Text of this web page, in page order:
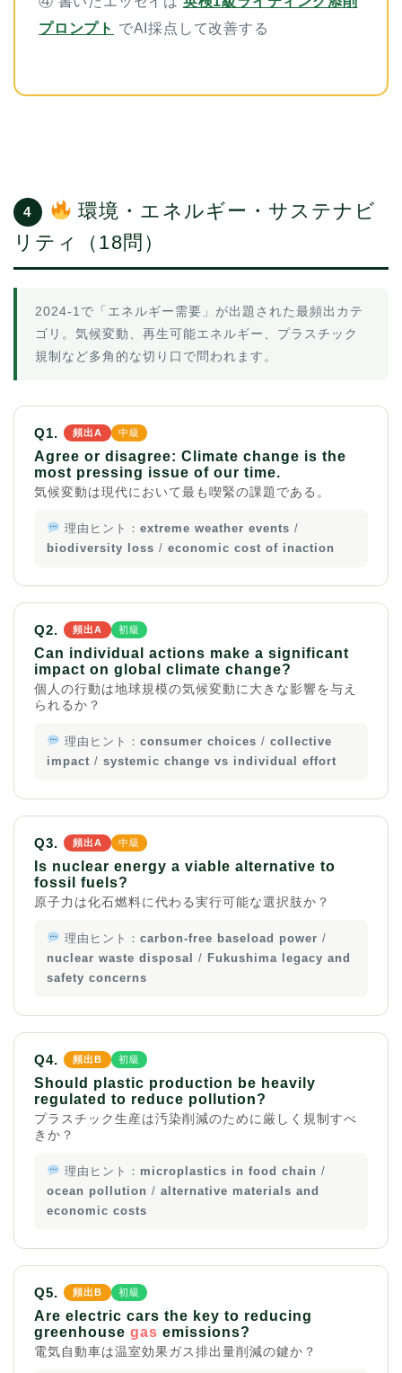
プロンプト でAI採点して改善する
4
環境・エネルギー・サステナビ
リティ（18問）
2024-1で「エネルギー需要」が出題された最頻出カテ
ゴリ。気候変動、再生可能エネルギー、プラスチック
規制など多角的な切り口で問われます。
Q1. 頻出A 中級
Agree or disagree: Climate change is the
most pressing issue of our time.
気候変動は現代において最も喫緊の課題である。
理由ヒント： extreme weather events /
biodiversity loss / economic cost of inaction
Q2. 頻出A 初級
Can individual actions make a significant
impact on global climate change?
個人の行動は地球規模の気候変動に大きな影響を与え
られるか？
理由ヒント： consumer choices / collective
impact / systemic change vs individual effort
Q3. 頻出A 中級
Is nuclear energy a viable alternative to
fossil fuels?
原子力は化石燃料に代わる実行可能な選択肢か？
理由ヒント： carbon-free baseload power /
nuclear waste disposal
/ Fukushima legacy and
safety concerns
Q4. 頻出B 初級
Should plastic production be heavily
regulated to reduce pollution?
プラスチック生産は汚染削減のために厳しく規制すべ
きか？
理由ヒント： microplastics in food chain /
ocean pollution / alternative materials and
economic costs
Q5. 頻出B 初級
Are electric cars the key to reducing
greenhouse gas emissions?
電気自動車は温室効果ガス排出量削減の鍵か？